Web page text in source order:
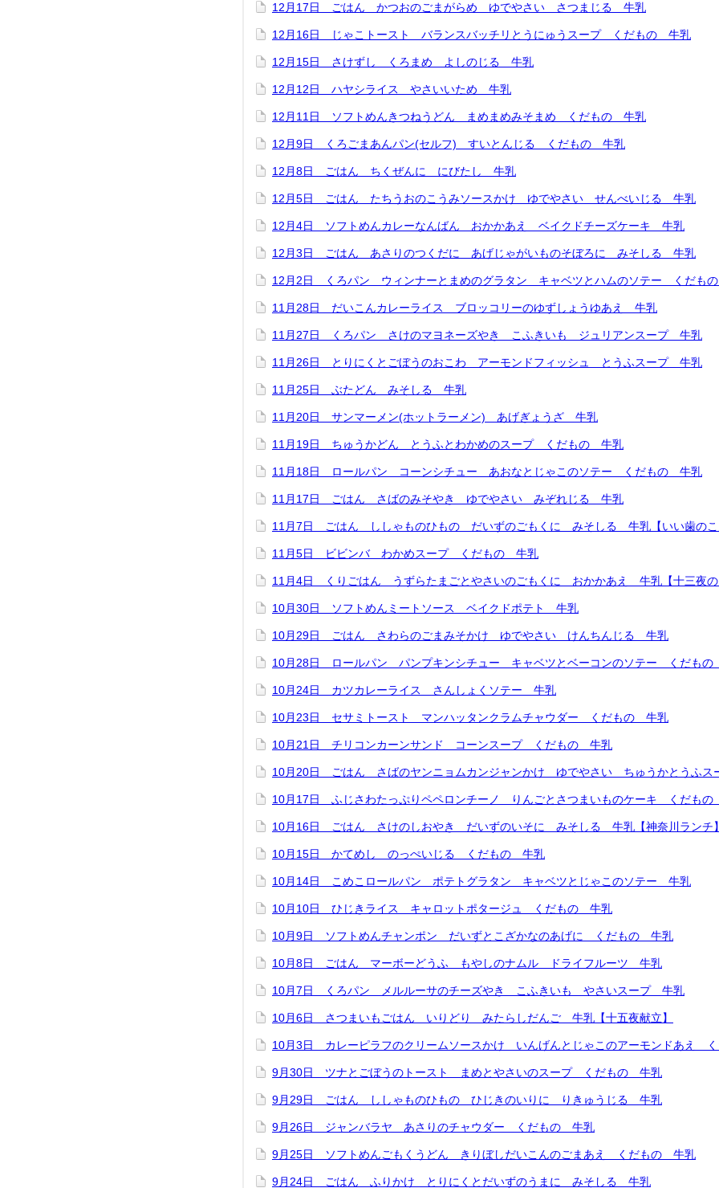
12月17日 ごはん かつおのごまがらめ ゆでやさい さつまじる 牛乳
12月16日 じゃこトースト バランスバッチリとうにゅうスープ くだもの 牛乳
12月15日 さけずし くろまめ よしのじる 牛乳
12月12日 ハヤシライス やさいいため 牛乳
12月11日 ソフトめんきつねうどん まめまめみそまめ くだもの 牛乳
12月9日 くろごまあんパン(セルフ) すいとんじる くだもの 牛乳
12月8日 ごはん ちくぜんに にびたし 牛乳
12月5日 ごはん たちうおのこうみソースかけ ゆでやさい せんべいじる 牛乳
12月4日 ソフトめんカレーなんばん おかかあえ ベイクドチーズケーキ 牛乳
12月3日 ごはん あさりのつくだに あげじゃがいものそぼろに みそしる 牛乳
12月2日 くろパン ウィンナーとまめのグラタン キャベツとハムのソテー くだも
11月28日 だいこんカレーライス ブロッコリーのゆずしょうゆあえ 牛乳
11月27日 くろパン さけのマヨネーズやき こふきいも ジュリアンスープ 牛乳
11月26日 とりにくとごぼうのおこわ アーモンドフィッシュ とうふスープ 牛乳
11月25日 ぶたどん みそしる 牛乳
11月20日 サンマーメン(ホットラーメン) あげぎょうざ 牛乳
11月19日 ちゅうかどん とうふとわかめのスープ くだもの 牛乳
11月18日 ロールパン コーンシチュー あおなとじゃこのソテー くだもの 牛乳
11月17日 ごはん さばのみそやき ゆでやさい みぞれじる 牛乳
11月7日 ごはん ししゃものひもの だいずのごもくに みそしる 牛乳【いい歯のこ
11月5日 ビビンバ わかめスープ くだもの 牛乳
11月4日 くりごはん うずらたまごとやさいのごもくに おかかあえ 牛乳【十三夜の
10月30日 ソフトめんミートソース ベイクドポテト 牛乳
10月29日 ごはん さわらのごまみそかけ ゆでやさい けんちんじる 牛乳
10月28日 ロールパン パンプキンシチュー キャベツとベーコンのソテー くだも
10月24日 カツカレーライス さんしょくソテー 牛乳
10月23日 セサミトースト マンハッタンクラムチャウダー くだもの 牛乳
10月21日 チリコンカーンサンド コーンスープ くだもの 牛乳
10月20日 ごはん さばのヤンニョムカンジャンかけ ゆでやさい ちゅうかとうふ
10月17日 ふじさわたっぷりペペロンチーノ りんごとさつまいものケーキ くだも
10月16日 ごはん さけのしおやき だいずのいそに みそしる 牛乳【神奈川ランチ
10月15日 かてめし のっぺいじる くだもの 牛乳
10月14日 こめこロールパン ポテトグラタン キャベツとじゃこのソテー 牛乳
10月10日 ひじきライス キャロットポタージュ くだもの 牛乳
10月9日 ソフトめんチャンポン だいずとこざかなのあげに くだもの 牛乳
10月8日 ごはん マーボーどうふ もやしのナムル ドライフルーツ 牛乳
10月7日 くろパン メルルーサのチーズやき こふきいも やさいスープ 牛乳
10月6日 さつまいもごはん いりどり みたらしだんご 牛乳【十五夜献立】
10月3日 カレーピラフのクリームソースかけ いんげんとじゃこのアーモンドあえ
9月30日 ツナとごぼうのトースト まめとやさいのスープ くだもの 牛乳
9月29日 ごはん ししゃものひもの ひじきのいりに りきゅうじる 牛乳
9月26日 ジャンバラヤ あさりのチャウダー くだもの 牛乳
9月25日 ソフトめんごもくうどん きりぼしだいこんのごまあえ くだもの 牛乳
9月24日 ごはん ふりかけ とりにくとだいずのうまに みそしる 牛乳